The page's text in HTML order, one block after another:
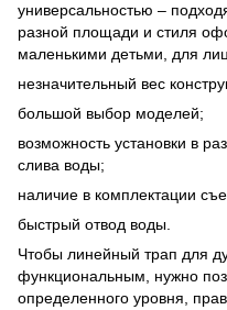
универсальностью –
разной площади и стиля
маленькими детьми, для
незначительный вес
большой выбор моделей;
возможность установки в
слива воды;
наличие в комплектации
быстрый отвод воды.
Чтобы линейный трап для
функциональным, нужно
определенного уровня,